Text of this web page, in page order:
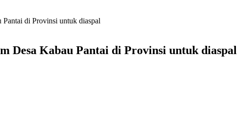
di Provinsi untuk diaspal
Desa Kabau Pantai di Provinsi untuk diaspal